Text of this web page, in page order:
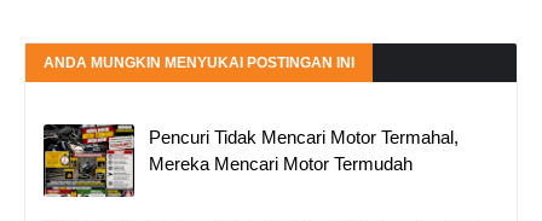
ANDA MUNGKIN MENYUKAI POSTINGAN INI
Pencuri Tidak Mencari Motor Termahal,
Mereka Mencari Motor Termudah